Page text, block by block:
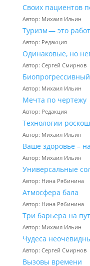
Своих пациентов
Автор: Михаил Ильин
Туризм — это
Автор: Редакция
Одинаковые, но
Автор: Сергей Смирнов
Автор: Михаил Ильин
Мечта по чертежу
Автор: Редакция
Технологии
Автор: Михаил Ильин
Ваше здоровье –
Автор: Михаил Ильин
Универсальные
Автор: Нина Рябинина
Атмосфера бала
Автор: Нина Рябинина
Три барьера на
Автор: Михаил Ильин
Чудеса
Автор: Сергей Смирнов
Вызовы времени